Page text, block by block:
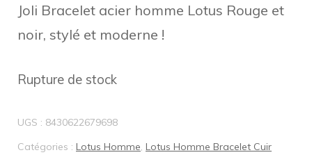
Joli Bracelet acier homme Lotus Rouge et
noir, stylé et moderne !
Rupture de stock
UGS : 8430622679698
Catégories : Lotus Homme, Lotus Homme Bracelet Cuir